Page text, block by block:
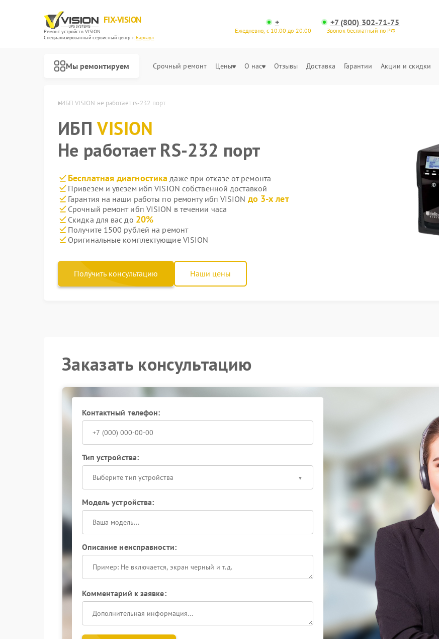
FIX-VISION
Ремонт устройств VISION
Специализированный cервисный центр г.Барнаул
+
Ежедневно, с 10:00 до 20:00
+7 (800) 302-71-75
Звонок бесплатный по РФ
Мы ремонтируем Срочный ремонт Цены О нас Отзывы Доставка Гарантии Акции и скидки
ИБП VISION не работает rs-232 порт
ИБПVISION
Не работает RS-232 порт
Бесплатная диагностика даже при отказе от ремонта
Привезем и увезем ибп VISION собственной доставкой
Гарантия на наши работы по ремонту ибп VISION до 3-х лет
Срочный ремонт ибп VISION в течении часа
Скидка для вас до 20%
Получите 1500 рублей на ремонт
Оригинальные комплектующие VISION
Получить консультацию Наши цены
Заказать консультацию
Контактный телефон:
Тип устройства:
Выберите тип устройства
Модель устройства:
Описание неисправности:
Комментарий к заявке: